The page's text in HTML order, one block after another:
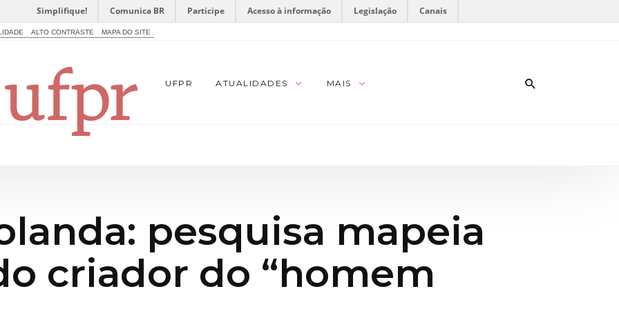
Simplifique! Comunica BR Participe Acesso à informação Legislação Canais
ALTO CONTRASTE MAPA DO SITE
UFPR ATUALIDADES MAIS
pesquisa mapeia
criador do “homem